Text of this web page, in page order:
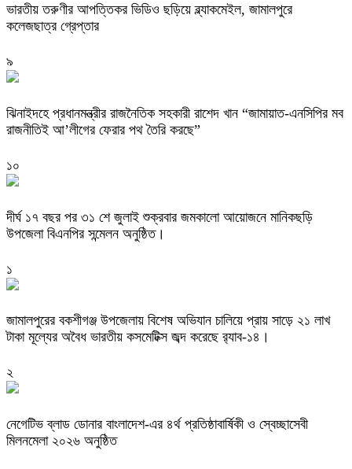
ভারতীয় তরুণীর আপত্তিকর ভিডিও ছড়িয়ে ব্ল্যাকমেইল, জামালপুরে
কলেজছাত্র গ্রেপ্তার
৯
ঝিনাইদহে প্রধানমন্ত্রীর রাজনৈতিক সহকারী রাশেদ খান “জামায়াত-এনসিপির মব
রাজনীতিই আ’লীগের ফেরার পথ তৈরি করছে”
১০
দীর্ঘ ১৭ বছর পর ৩১ শে জুলাই শুক্রবার জমকালো আয়োজনে মানিকছড়ি
উপজেলা বিএনপির সন্মেলন অনুষ্ঠিত।
১
জামালপুরের বকশীগঞ্জ উপজেলায় বিশেষ অভিযান চালিয়ে প্রায় সাড়ে ২১ লাখ
টাকা মূল্যের অবৈধ ভারতীয় কসমেটিক্স জব্দ করেছে র‌্যাব-১৪।
২
নেগেটিভ ব্লাড ডোনার বাংলাদেশ-এর ৪র্থ প্রতিষ্ঠাবার্ষিকী ও স্বেচ্ছাসেবী
মিলনমেলা ২০২৬ অনুষ্ঠিত